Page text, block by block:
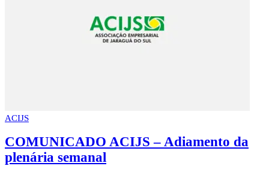
ACIJS
COMUNICADO ACIJS – Adiamento da
plenária semanal